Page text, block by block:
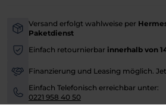
-
Versand erfolgt wahlweise per
Paketdienst
-
Einfach retournierbar innerhalb von
-
Finanzierung und Leasing möglich.
-
Einfach Telefonisch erreichbar unter:
0221 958 40 50